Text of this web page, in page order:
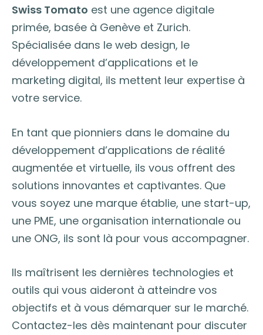
Swiss Tomato est une agence digitale
primée, basée à Genève et Zurich.
Spécialisée dans le web design, le
développement d’applications et le
marketing digital, ils mettent leur expertise à
votre service.
En tant que pionniers dans le domaine du
développement d’applications de réalité
augmentée et virtuelle, ils vous offrent des
solutions innovantes et captivantes. Que
vous soyez une marque établie, une start-up,
une PME, une organisation internationale ou
une ONG, ils sont là pour vous accompagner.
Ils maîtrisent les dernières technologies et
outils qui vous aideront à atteindre vos
objectifs et à vous démarquer sur le marché.
Contactez-les dès maintenant pour discuter